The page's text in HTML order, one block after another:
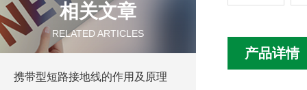
相关文章
RELATED ARTICLES
携带型短路接地线的作用及原理
产品详情